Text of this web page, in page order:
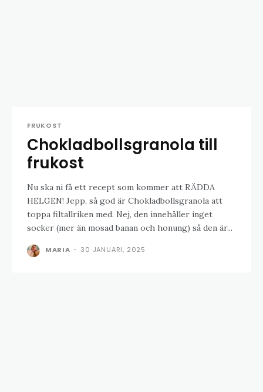
FRUKOST
Chokladbollsgranola till
frukost
Nu ska ni få ett recept som kommer att RÄDDA
HELGEN! Jepp, så god är Chokladbollsgranola att
toppa filtallriken med. Nej, den innehåller inget
socker (mer än mosad banan och honung) så den är...
MARIA - 30 JANUARI, 2025